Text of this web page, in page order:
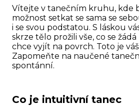
Vítejte v tanečním kruhu, kde
možnost setkat se sama se
i se svou podstatou. S láskou
skrze tělo prožili vše, co se žádá
chce vyjít na povrch. Toto je
Zapomeňte na naučené
spontánní.
Co je intuitivní tanec